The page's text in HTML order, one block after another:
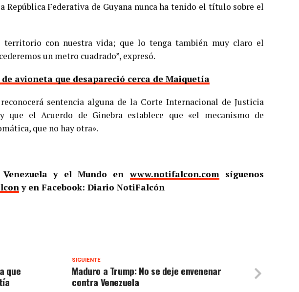
República Federativa de Guyana nunca ha tenido el título sobre el
territorio con nuestra vida; que lo tenga también muy claro el
un metro cuadrado”, expresó.
avioneta que desapareció cerca de Maiquetía
sentencia alguna de la Corte Internacional de Justicia
que el Acuerdo de Ginebra establece que «el mecanismo de
que no hay otra».
Venezuela y el Mundo enwww.notifalcon.comsíguenos
y en Facebook: Diario NotiFalcón
SIGUIENTE
Maduro a Trump: No se deje envenenar
contra Venezuela
que